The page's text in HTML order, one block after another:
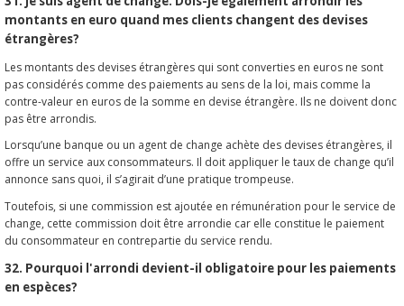
montants en euro quand mes clients changent des devises
étrangères?
Les montants des devises étrangères qui sont converties en euros ne sont
pas considérés comme des paiements au sens de la loi, mais comme la
contre-valeur en euros de la somme en devise étrangère. Ils ne doivent donc
pas être arrondis.
Lorsqu’une banque ou un agent de change achète des devises étrangères, il
offre un service aux consommateurs. Il doit appliquer le taux de change qu’il
annonce sans quoi, il s’agirait d’une pratique trompeuse.
Toutefois, si une commission est ajoutée en rémunération pour le service de
change, cette commission doit être arrondie car elle constitue le paiement
du consommateur en contrepartie du service rendu.
32. Pourquoi l'arrondi devient-il obligatoire pour les paiements
en espèces?